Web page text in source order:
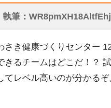
執筆
き健康づくりセンター
きるチームはどこだ！？
てレベル高いのが分かる